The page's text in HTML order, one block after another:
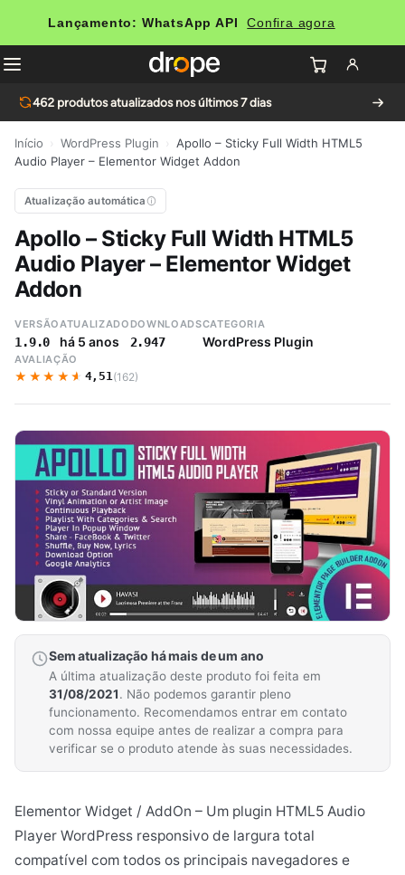
Lançamento: WhatsApp API Confira agora
462 produtos atualizados nos últimos 7 dias
Início WordPress Plugin
Apollo – Sticky Full Width HTML5
Audio Player – Elementor Widget Addon
Atualização automática
Apollo – Sticky Full Width HTML5
Audio Player – Elementor Widget
Addon
VERSÃO
1.9.0
ATUALIZADO
há 5 anos
DOWNLOADS
2.947
CATEGORIA
WordPress Plugin
AVALIAÇÃO
★★★★★
★★★★★ 4,51(162)
Sem atualização há mais de um ano
A última atualização deste produto foi feita em
31/08/2021. Não podemos garantir pleno
funcionamento. Recomendamos entrar em contato
com nossa equipe antes de realizar a compra para
verificar se o produto atende às suas necessidades.
Elementor Widget / AddOn – Um plugin HTML5 Audio
Player WordPress responsivo de largura total
compatível com todos os principais navegadores e